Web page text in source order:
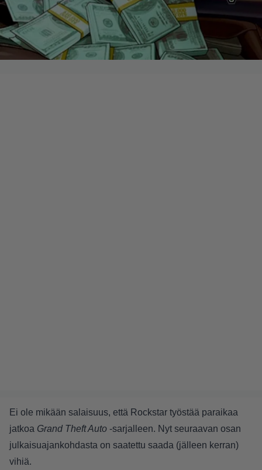
Ei ole mikään salaisuus, että Rockstar työstää paraikaa
jatkoa Grand Theft Auto -sarjalleen. Nyt seuraavan osan
julkaisuajankohdasta on saatettu saada (jälleen kerran)
vihiä.